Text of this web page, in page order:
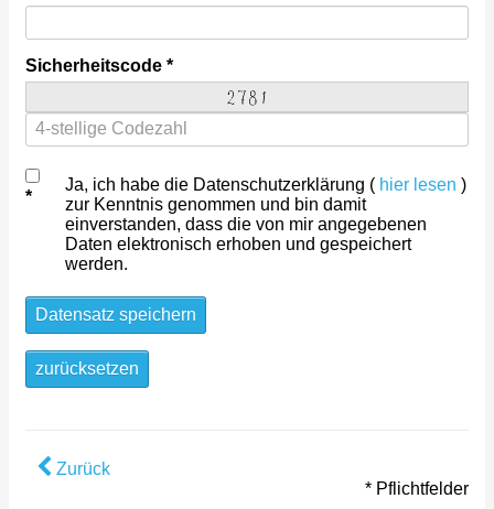
Sicherheitscode
Ja, ich habe die Datenschutzerklärung ( hier lesen )
zur Kenntnis genommen und bin damit
einverstanden, dass die von mir angegebenen
Daten elektronisch erhoben und gespeichert
werden.
Datensatz speichern
zurücksetzen
Zurück
* Pflichtfelder